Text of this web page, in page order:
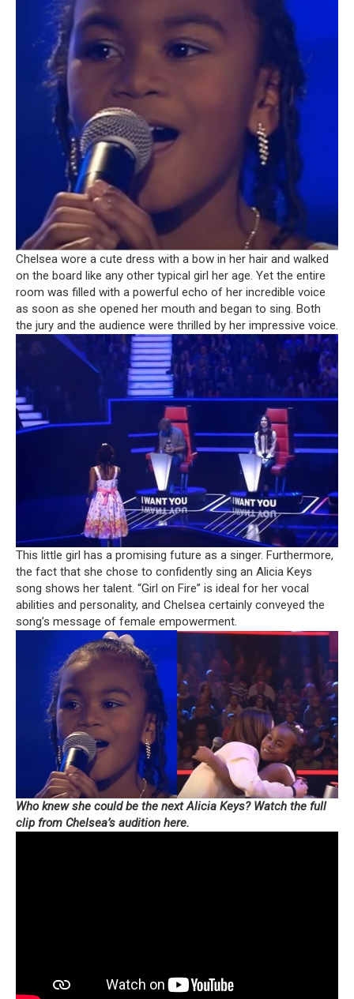
Chelsea wore a cute dress with a bow in her hair and walked
on the board like any other typical girl her age. Yet the entire
room was filled with a powerful echo of her incredible voice
as soon as she opened her mouth and began to sing. Both
the jury and the audience were thrilled by her impressive voice.
This little girl has a promising future as a singer. Furthermore,
the fact that she chose to confidently sing an Alicia Keys
song shows her talent. “Girl on Fire” is ideal for her vocal
abilities and personality, and Chelsea certainly conveyed the
song’s message of female empowerment.
Who knew she could be the next Alicia Keys? Watch the full
clip from Chelsea’s audition here.